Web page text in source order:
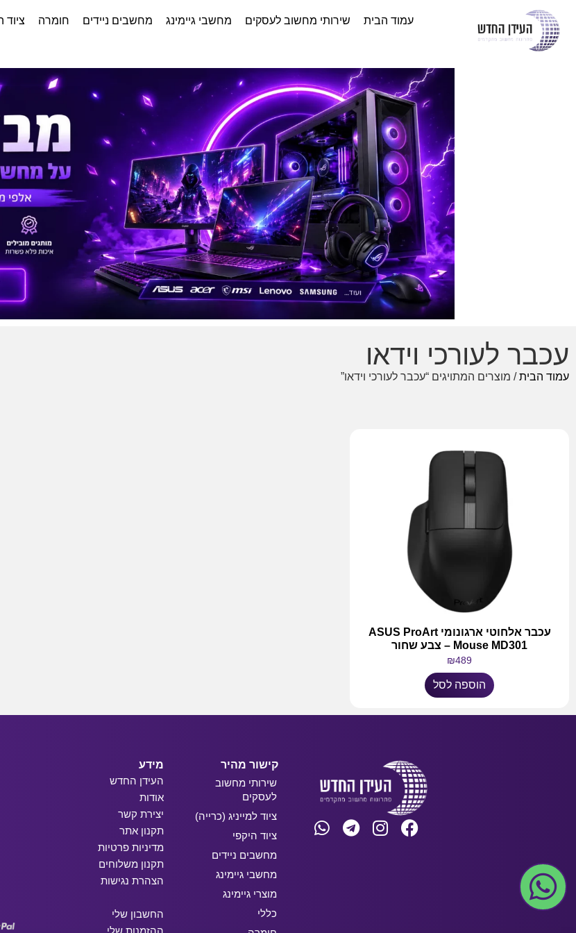
עמוד הבית שירותי מחשוב לעסקים מחשבי גיימינג מחשבים ניידים חומרה ציוד
עכבר לעורכי וידאו
עמוד הבית/ מוצרים המתויגים “עכבר לעורכי וידאו”
עכבר אלחוטי ארגונומי ASUS ProArt
Mouse MD301 – צבע שחור
₪489
הוספה לסל
קישור מהיר
שירותי מחשוב
לעסקים
ציוד למייניג (כרייה)
ציוד היקפי
מחשבים ניידים
מחשבי גיימינג
מוצרי גיימינג
כללי
מידע
העידן החדש
אודות
יצירת קשר
תקנון אתר
מדיניות פרטיות
תקנון משלוחים
הצהרת נגישות
החשבון שלי